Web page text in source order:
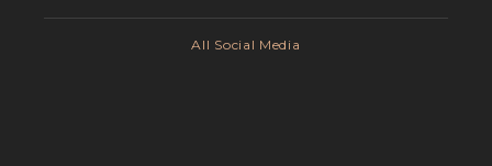
All Social Media